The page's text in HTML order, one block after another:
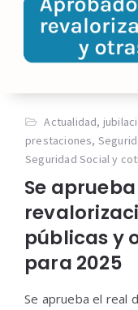
Actualidad,
prestaciones,
Seguridad Social y
Se
públicas y
para 2025
Se aprueba el real